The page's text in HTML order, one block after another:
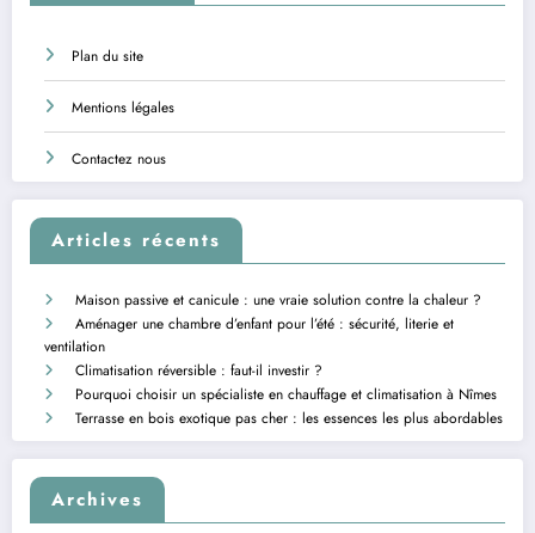
Plan du site
Mentions légales
Contactez nous
Articles récents
Maison passive et canicule : une vraie solution contre la chaleur ?
Aménager une chambre d’enfant pour l’été : sécurité, literie et
ventilation
Climatisation réversible : faut-il investir ?
Pourquoi choisir un spécialiste en chauffage et climatisation à Nîmes
Terrasse en bois exotique pas cher : les essences les plus abordables
Archives